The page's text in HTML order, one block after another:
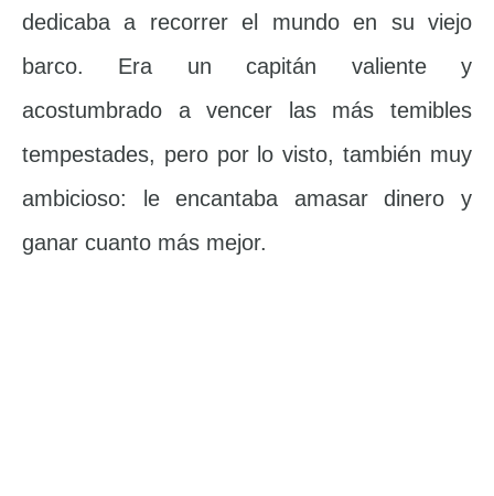
dedicaba a recorrer el mundo en su viejo
barco. Era un capitán valiente y
acostumbrado a vencer las más temibles
tempestades, pero por lo visto, también muy
ambicioso: le encantaba amasar dinero y
ganar cuanto más mejor.